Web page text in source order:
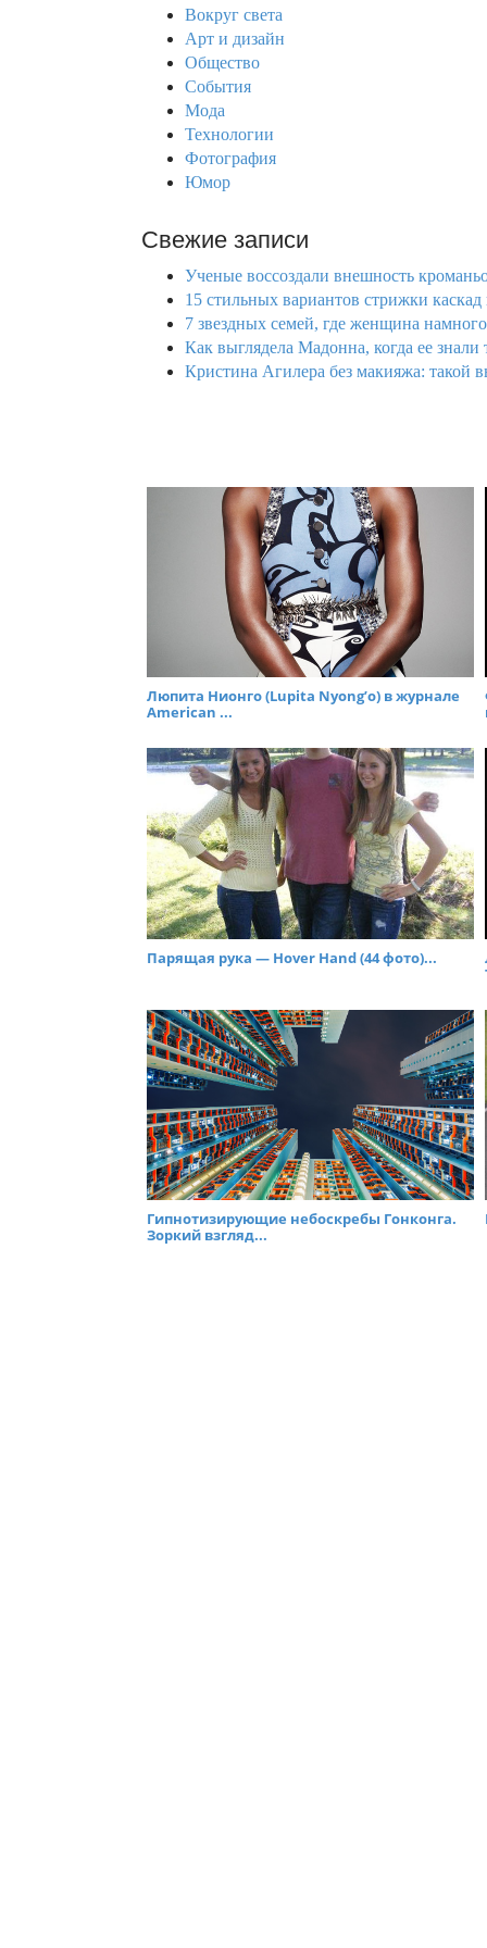
Вокруг света
Арт и дизайн
Общество
События
Мода
Технологии
Фотография
Юмор
Свежие записи
Ученые воссоздали внешность
15 стильных вариантов стрижки
7 звездных семей, где женщина
Как выглядела Мадонна, когда ее знали
Кристина Агилера без макияжа: такой
Люпита Нионго (Lupita Nyong’o) в журнале
American ...
Парящая рука — Hover Hand (44 фото)...
Гипнотизирующие небоскребы Гонконга.
Зоркий взгляд...